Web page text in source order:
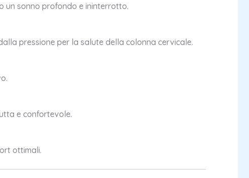
un sonno profondo e ininterrotto.
pressione per la salute della colonna cervicale.
e confortevole.
ottimali.